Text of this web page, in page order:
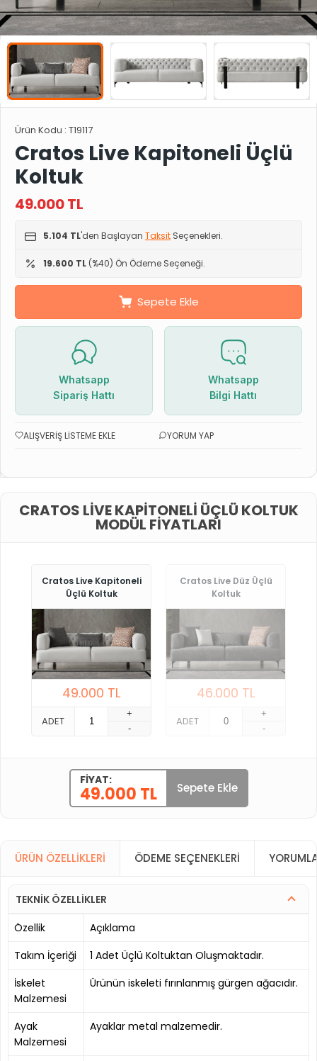
Ürün Kodu : T19117
Cratos Live Kapitoneli Üçlü
Koltuk
49.000TL
5.104 TL'den Başlayan Taksit Seçenekleri.
19.600 TL (%40) Ön Ödeme Seçeneği.
Sepete Ekle
Whatsapp
Sipariş Hattı
Whatsapp
Bilgi Hattı
ALIŞVERIŞ LISTEME EKLE YORUM YAP
CRATOS LIVE KAPITONELI ÜÇLÜ KOLTUK
MODÜL FIYATLARI
Cratos Live Kapitoneli
Üçlü Koltuk
49.000 TL
ADET
+
-
Cratos Live Düz Üçlü
Koltuk
46.000 TL
ADET
+
-
FIYAT:
49.000 TL Sepete Ekle
ÜRÜN ÖZELLIKLERI ÖDEME SEÇENEKLERI
TEKNİK ÖZELLİKLER
Özellik
Açıklama
Takım İçeriği
1 Adet Üçlü Koltuktan Oluşmaktadır.
İskelet
Malzemesi
Ürünün iskeleti fırınlanmış gürgen ağacıdır.
Ayak
Malzemesi
Ayaklar metal malzemedir.